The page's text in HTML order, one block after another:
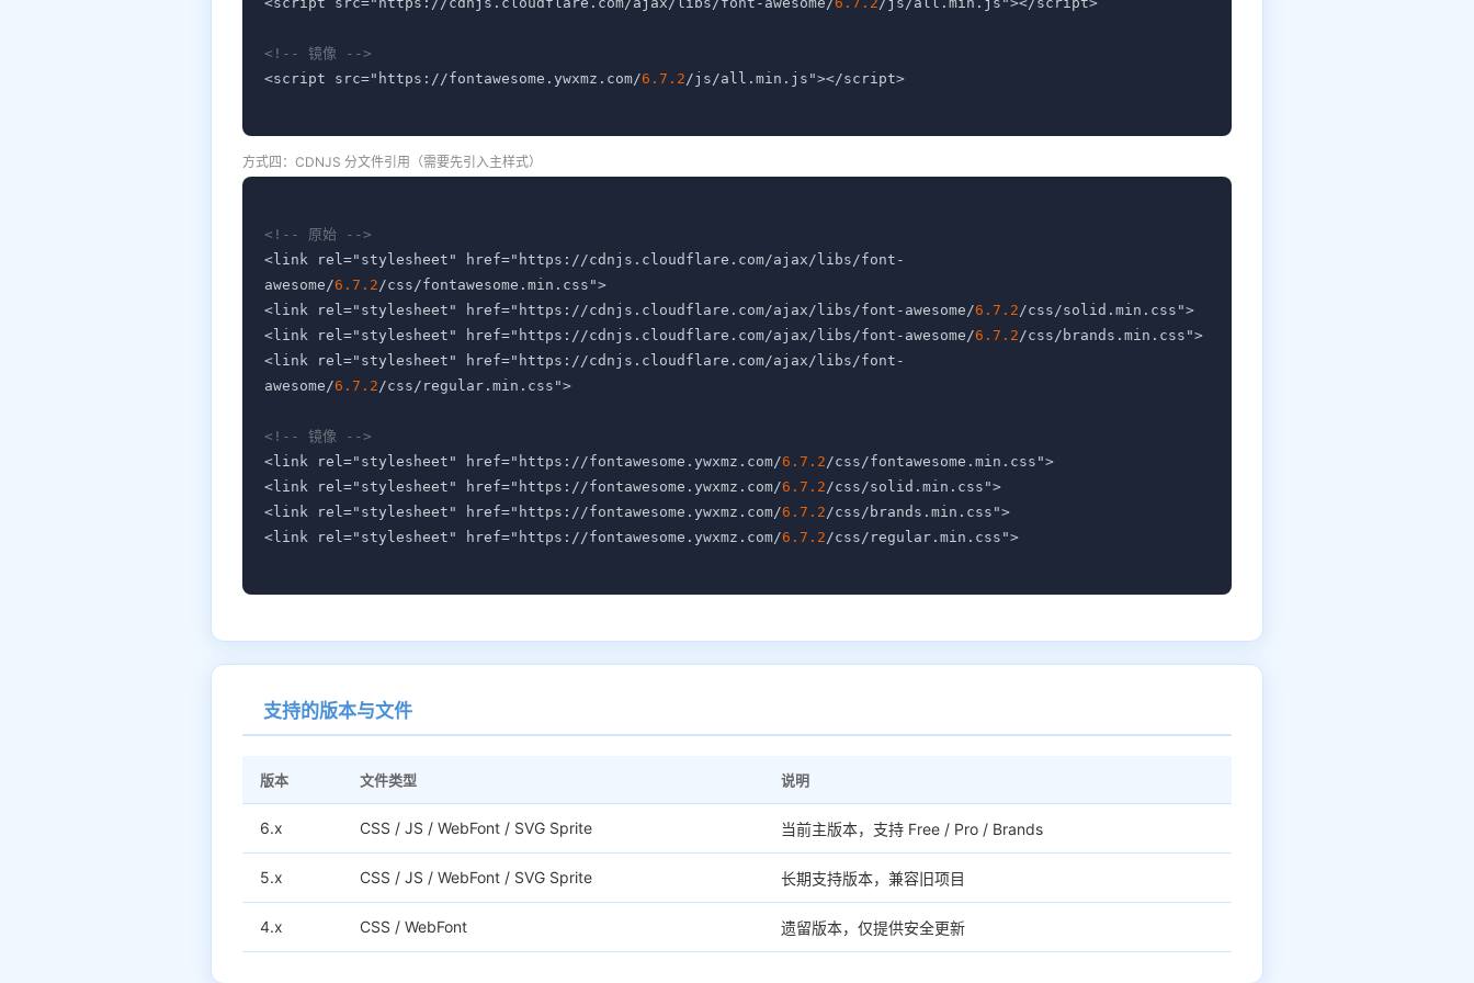
<!-- 镜像 -->
<script src="https://fontawesome.ywxmz.com/6.7.2/js/all.min.js"></script>
方式四：CDNJS 分文件引用（需要先引入主样式）
<!-- 原始 -->
<link rel="stylesheet" href="https://cdnjs.cloudflare.com/ajax/libs/font-
awesome/6.7.2/css/fontawesome.min.css">
<link rel="stylesheet" href="https://cdnjs.cloudflare.com/ajax/libs/font-awesome/6.7.2/css/solid.min.css">
<link rel="stylesheet" href="https://cdnjs.cloudflare.com/ajax/libs/font-awesome/6.7.2/css/brands.min.css">
<link rel="stylesheet" href="https://cdnjs.cloudflare.com/ajax/libs/font-
awesome/6.7.2/css/regular.min.css">
<!-- 镜像 -->
<link rel="stylesheet" href="https://fontawesome.ywxmz.com/6.7.2/css/fontawesome.min.css">
<link rel="stylesheet" href="https://fontawesome.ywxmz.com/6.7.2/css/solid.min.css">
<link rel="stylesheet" href="https://fontawesome.ywxmz.com/6.7.2/css/brands.min.css">
<link rel="stylesheet" href="https://fontawesome.ywxmz.com/6.7.2/css/regular.min.css">
支持的版本与文件
版本 文件类型 说明
6.x CSS / JS / WebFont / SVG Sprite 当前主版本，支持 Free / Pro / Brands
5.x CSS / JS / WebFont / SVG Sprite 长期支持版本，兼容旧项目
4.x CSS / WebFont 遗留版本，仅提供安全更新